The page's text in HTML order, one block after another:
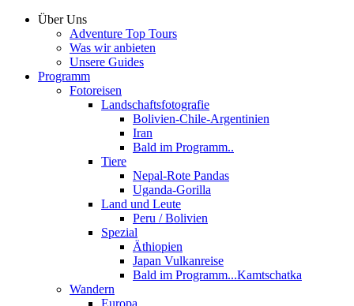
Über Uns
Adventure Top Tours
Was wir anbieten
Unsere Guides
Programm
Fotoreisen
Landschaftsfotografie
Bolivien-Chile-Argentinien
Iran
Bald im Programm..
Tiere
Nepal-Rote Pandas
Uganda-Gorilla
Land und Leute
Peru / Bolivien
Spezial
Äthiopien
Japan Vulkanreise
Bald im Programm...Kamtschatka
Wandern
Europa